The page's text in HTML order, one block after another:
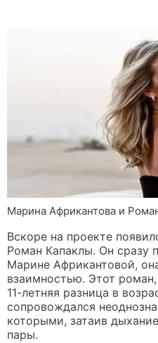
Марина Африкантова и
Вскоре на проекте
Роман Капаклы. Он сразу
Марине Африкантовой,
взаимностью. Этот
11-летняя разница в
сопровождался
которыми, затаив
пары.